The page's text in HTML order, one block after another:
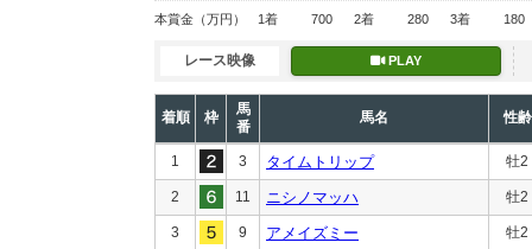
本賞金 （万円） 1着 700 2着 280 3着 180
レース映像 PLAY
着順 枠
馬
番
馬名 性齢
1 3 タイムトリップ 牡2
2 11 ニシノマッハ 牡2
3 9 アメイズミー 牡2